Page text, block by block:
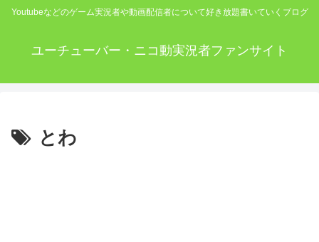
Youtubeなどのゲーム実況者や動画配信者について好き放題書いていくブログ
ユーチューバー・ニコ動実況者ファンサイト
とわ